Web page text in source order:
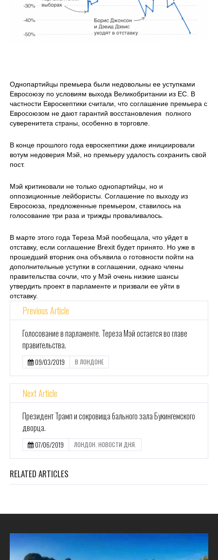
Однопартийцы премьера были недовольны ее уступками
Евросоюзу по условиям выхода Великобритании из ЕС. В
частности Евроскептики считали, что соглашение премьера с
Евросоюзом не дают гарантий восстановления полного
суверенитета страны, особенно в торговле.
В конце прошлого года евроскептики даже инициировали
вотум недоверия Мэй, но премьеру удалость сохранить свой
пост.
Мэй критиковали не только однопартийцы, но и
оппозиционные лейбористы. Соглашение по выходу из
Евросоюза, предложенные премьером, ставилось на
голосование три раза и трижды проваливалось.
В марте этого года Тереза Мэй пообещала, что уйдет в
отставку, если соглашение Brexit будет принято. Но уже в
прошедший вторник она объявила о готовности пойти на
дополнительные уступки в соглашении, однако члены
правительства сочли, что у Мэй очень низкие шансы
утвердить проект в парламенте и призвали ее уйти в
отставку.
Previous Article
Голосование в парламенте. Тереза Мэй остается во главе
правительства.
09/03/2019 В ЛОНДОНЕ
Next Article
Президент Трамп и сокровища бального зала Букингемского
дворца.
07/06/2019 ЛОНДОН. НОВОСТИ ДНЯ.
RELATED ARTICLES